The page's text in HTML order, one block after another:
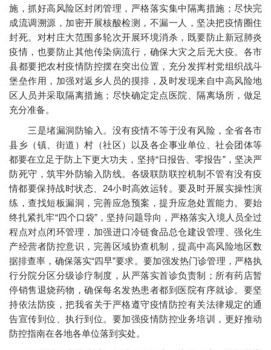
施，抓好高风险区封闭管理，严格落实集中隔离措施；尽快完
成流调溯源，加密开展核酸检测，不漏一人，坚决把疫情圈住
封死。对村庄大范围多轮次开展环境消杀，既要防止新冠肺炎
疫情，也要防止其他传染病流行，确保大灾之后无大疫。各市
县都要把农村疫情防控摆在突出位置，充分发挥村党组织战斗
堡垒作用，加强对返乡人员的摸排，及时发现来自中高风险地
区人员并采取隔离措施；尽快确定定点医院、隔离场所，做足
充分准备。
三是堵漏洞防输入。没有疫情不等于没有风险，全省各市
县乡（镇、街道）村（社区）以及各企事业单位、社会团体等
都要在立足于防上下更大功夫，坚持“日报告、零报告”，坚决严
防死守，筑牢外防输入防线。各级联防联控机制不管有没有疫
情都要保持战时状态、24小时高效运转。要及时开展实操性演
练，查找短板漏洞，完善应急预案，提升应急处置能力。要始
终扎紧扎牢“四个口袋”，坚持问题导向，严格落实入境人员全过
程点对点闭环管理，加强进口冷链食品总仓建设管理、强化生
产经营者防控意识，完善区域协查机制，提高中高风险地区数
据排查率，确保落实“四早”要求。要加强发热门诊管理，严格执
行分院分区分级诊疗制度，从严落实首诊负责制；所有药店暂
停销售退烧药物，确保每名发热患者都到医院有序就诊。要坚
持依法防疫，把我省关于严格遵守疫情防控有关法律规定的通
告宣传到位、执行到位。要加强疫情防控业务培训，更好推动
防控指南在各地各单位落到实处。